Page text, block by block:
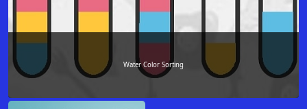
Water Color Sorting